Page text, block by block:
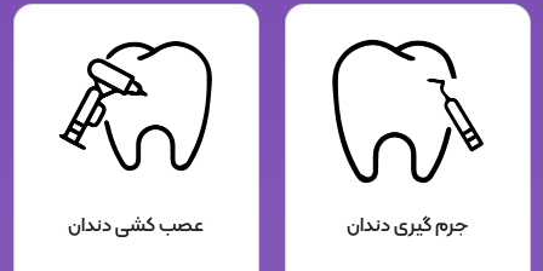
جرم گیری دندان عصب کشی دندان